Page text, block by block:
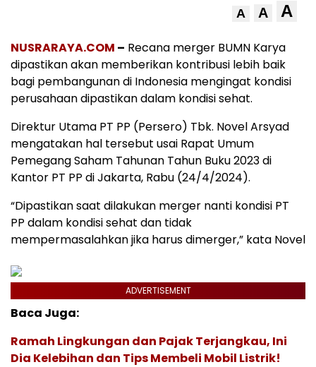
A A A
NUSRARAYA.COM – Recana merger BUMN Karya
dipastikan akan memberikan kontribusi lebih baik
bagi pembangunan di Indonesia mengingat kondisi
perusahaan dipastikan dalam kondisi sehat.
Direktur Utama PT PP (Persero) Tbk. Novel Arsyad
mengatakan hal tersebut usai Rapat Umum
Pemegang Saham Tahunan Tahun Buku 2023 di
Kantor PT PP di Jakarta, Rabu (24/4/2024).
“Dipastikan saat dilakukan merger nanti kondisi PT
PP dalam kondisi sehat dan tidak
mempermasalahkan jika harus dimerger,” kata Novel
ADVERTISEMENT
Baca Juga:
Ramah Lingkungan dan Pajak Terjangkau, Ini
Dia Kelebihan dan Tips Membeli Mobil Listrik!